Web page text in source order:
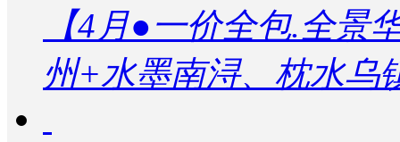
【4月●一价全包.全景
州+水墨南浔、枕水乌